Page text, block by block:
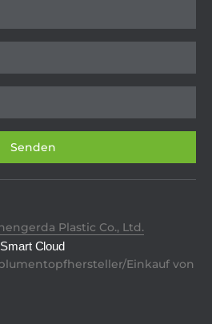
Plastic Co., Ltd.
Einkauf von